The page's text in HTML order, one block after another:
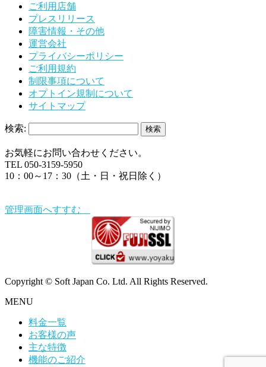
ご利用店舗
プレスリリース
障害情報・その他
運営会社
プライバシーポリシー
ご利用規約
制限事項について
オプトイン規制について
サイトマップ
検索:
お気軽にお問い合わせください。
TEL 050-3159-5950
10：00～17：30（土・日・祝日除く）
管理画面へすすむ
Copyright © Soft Japan Co. Ltd. All Rights Reserved.
MENU
料金一覧
お客様の声
主な特徴
機能のご紹介